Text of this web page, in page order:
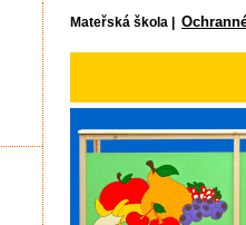
Mateřská škola |